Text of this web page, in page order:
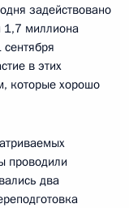
задействовано
1,7 миллиона
в этих
которые хорошо
проводили
два